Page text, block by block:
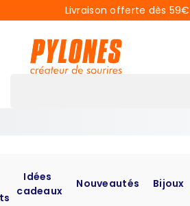
Livraison offerte dès
Idées
cadeaux
Nouveautés Bijoux